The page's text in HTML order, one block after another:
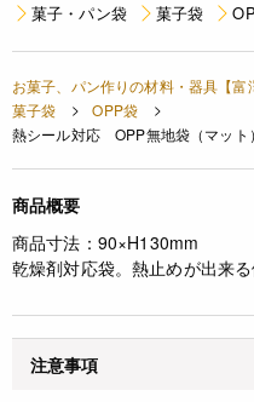
菓子・パン袋 菓子袋
お菓子、パン作りの材料・器具【富
菓子袋
OPP袋
熱シール対応 OPP無地袋（マッ
商品概要
商品寸法：90×H130mm
乾燥剤対応袋。熱止めが出来る
注意事項